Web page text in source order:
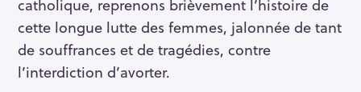
cette longue lutte des femmes, jalonnée de tant
de souffrances et de tragédies, contre
l’interdiction d’avorter.